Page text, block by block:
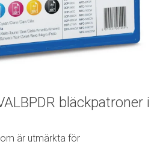
bläckpatroner i
är utmärkta för